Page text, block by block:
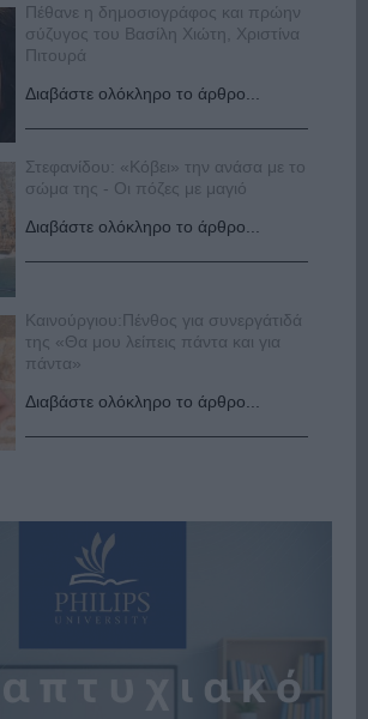
Πέθανε η δημοσιογράφος και πρώην
σύζυγος του Βασίλη Χιώτη, Χριστίνα
Πιτουρά
Διαβάστε ολόκληρο το άρθρο...
Στεφανίδου: «Κόβει» την ανάσα με το
σώμα της - Οι πόζες με μαγιό
Διαβάστε ολόκληρο το άρθρο...
Καινούργιου:Πένθος για συνεργάτιδά
της «Θα μου λείπεις πάντα και για
πάντα»
Διαβάστε ολόκληρο το άρθρο...